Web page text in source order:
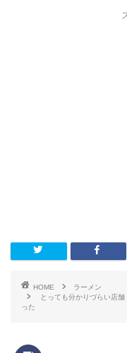
HOME
ラーメン
とっても分かりづらい店
った